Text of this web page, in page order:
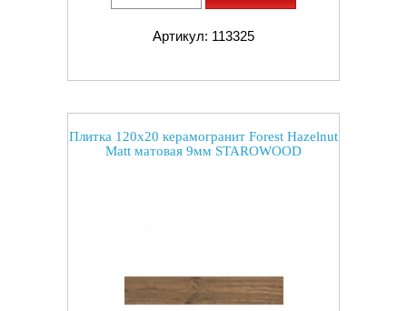
Артикул: 113325
Плитка 120x20 керамогранит Forest Hazelnut
Matt матовая 9мм STAROWOOD